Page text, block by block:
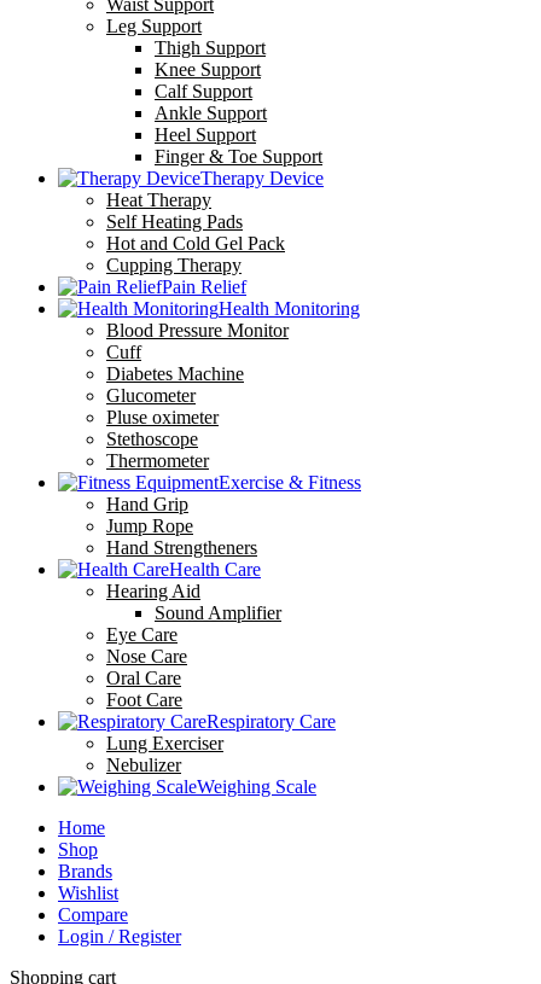
Waist Support
Leg Support
Thigh Support
Knee Support
Calf Support
Ankle Support
Heel Support
Finger & Toe Support
Therapy Device
Heat Therapy
Self Heating Pads
Hot and Cold Gel Pack
Cupping Therapy
Pain Relief
Health Monitoring
Blood Pressure Monitor
Cuff
Diabetes Machine
Glucometer
Pluse oximeter
Stethoscope
Thermometer
Exercise & Fitness
Hand Grip
Jump Rope
Hand Strengtheners
Health Care
Hearing Aid
Sound Amplifier
Eye Care
Nose Care
Oral Care
Foot Care
Respiratory Care
Lung Exerciser
Nebulizer
Weighing Scale
Home
Shop
Brands
Wishlist
Compare
Login / Register
Shopping cart